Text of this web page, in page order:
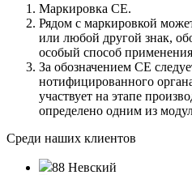
Маркировка СЕ.
Рядом с маркировкой
или любой другой знак,
особый способ
За обозначением СЕ
нотифицированного
участвует на этапе
определено одним из
Среди наших клиентов
88 Невский